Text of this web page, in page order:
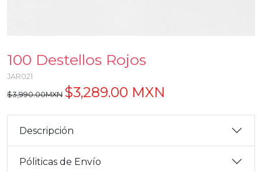
100 Destellos Rojos
JAR021
$3,990.00MXN $3,289.00 MXN
Descripción
Póliticas de Envío